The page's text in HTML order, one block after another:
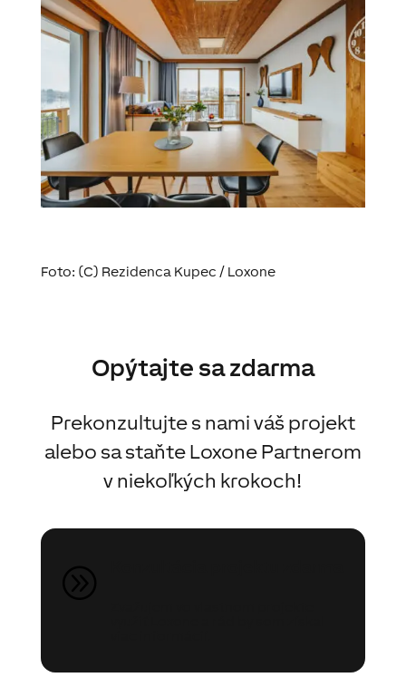
Foto: (C) Rezidenca Kupec / Loxone
Opýtajte sa zdarma
Prekonzultujte s nami váš projekt
alebo sa staňte Loxone Partnerom
v niekoľkých krokoch!